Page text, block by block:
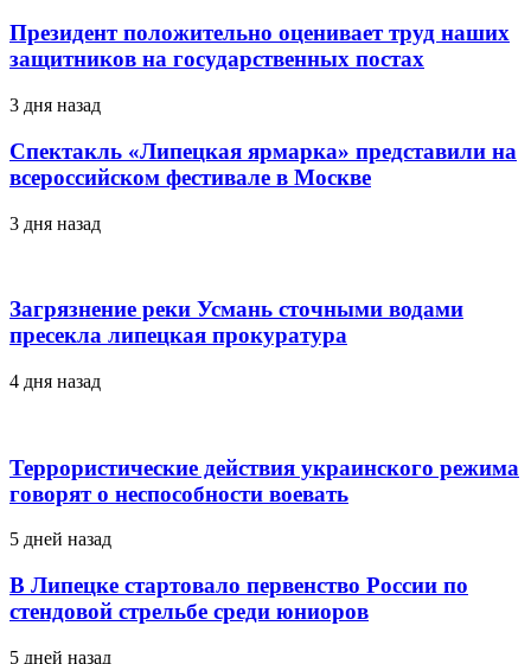
Президент положительно оценивает труд наших
защитников на государственных постах
3 дня назад
Спектакль «Липецкая ярмарка» представили на
всероссийском фестивале в Москве
3 дня назад
Загрязнение реки Усмань сточными водами
пресекла липецкая прокуратура
4 дня назад
Террористические действия украинского режима
говорят о неспособности воевать
5 дней назад
В Липецке стартовало первенство России по
стендовой стрельбе среди юниоров
5 дней назад